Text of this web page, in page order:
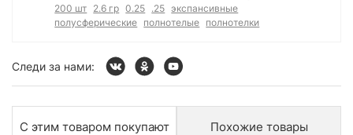
200 шт 2.6 гр 0.25 .25 экспансивные
полусферические полнотелые полнотелки
Следи за нами:
С этим товаром покупают Похожие товары